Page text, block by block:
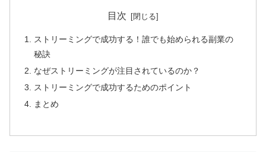
目次
ストリーミングで成功する！誰でも始められる副業の
秘訣
なぜストリーミングが注目されているのか？
ストリーミングで成功するためのポイント
まとめ